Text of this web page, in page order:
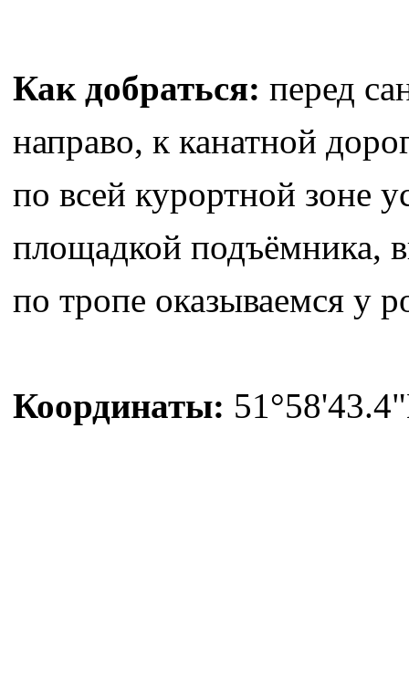
Как добраться: перед
направо, к канатной
по всей курортной зоне
площадкой подъёмника,
по тропе оказываемся у
Координаты: